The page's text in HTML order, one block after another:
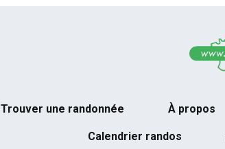
Trouver une randonnée À propos
Calendrier randos